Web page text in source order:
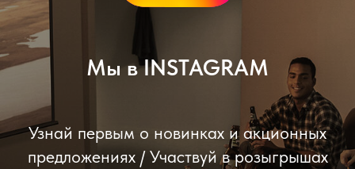
Мы в INSTAGRAM
Узнай первым о новинках и акционных
предложениях / Участвуй в розыгрышах